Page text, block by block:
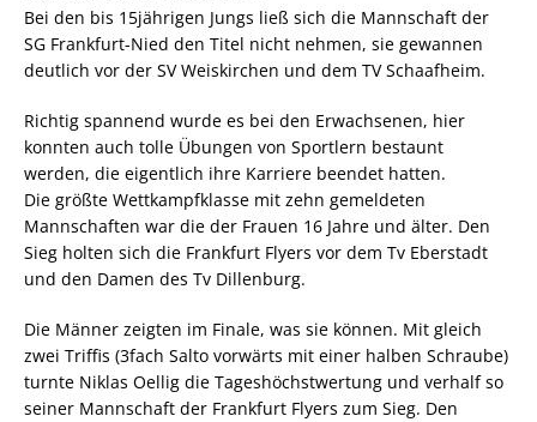
Bei den bis 15jährigen Jungs ließ sich die Mannschaft der
SG Frankfurt-Nied den Titel nicht nehmen, sie gewannen
deutlich vor der SV Weiskirchen und dem TV Schaafheim.
Richtig spannend wurde es bei den Erwachsenen, hier
konnten auch tolle Übungen von Sportlern bestaunt
werden, die eigentlich ihre Karriere beendet hatten.
Die größte Wettkampfklasse mit zehn gemeldeten
Mannschaften war die der Frauen 16 Jahre und älter. Den
Sieg holten sich die Frankfurt Flyers vor dem Tv Eberstadt
und den Damen des Tv Dillenburg.
Die Männer zeigten im Finale, was sie können. Mit gleich
zwei Triffis (3fach Salto vorwärts mit einer halben Schraube)
turnte Niklas Oellig die Tageshöchstwertung und verhalf so
seiner Mannschaft der Frankfurt Flyers zum Sieg. Den